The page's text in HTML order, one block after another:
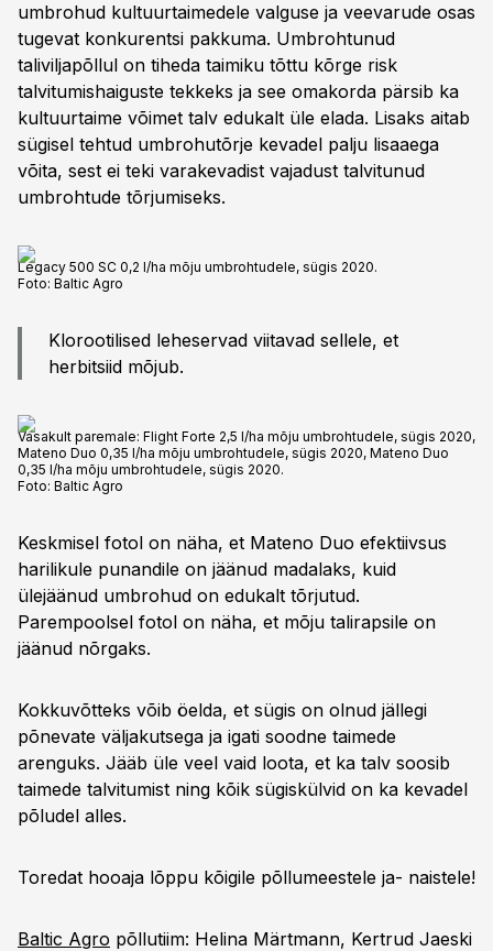
umbrohud kultuurtaimedele valguse ja veevarude osas
tugevat konkurentsi pakkuma. Umbrohtunud
taliviljapõllul on tiheda taimiku tõttu kõrge risk
talvitumishaiguste tekkeks ja see omakorda pärsib ka
kultuurtaime võimet talv edukalt üle elada. Lisaks aitab
sügisel tehtud umbrohutõrje kevadel palju lisaaega
võita, sest ei teki varakevadist vajadust talvitunud
umbrohtude tõrjumiseks.
Legacy 500 SC 0,2 l/ha mõju umbrohtudele, sügis 2020.
Foto: Baltic Agro
Klorootilised leheservad viitavad sellele, et
herbitsiid mõjub.
Vasakult paremale: Flight Forte 2,5 l/ha mõju umbrohtudele, sügis 2020,
Mateno Duo 0,35 l/ha mõju umbrohtudele, sügis 2020, Mateno Duo
0,35 l/ha mõju umbrohtudele, sügis 2020.
Foto: Baltic Agro
Keskmisel fotol on näha, et Mateno Duo efektiivsus
harilikule punandile on jäänud madalaks, kuid
ülejäänud umbrohud on edukalt tõrjutud.
Parempoolsel fotol on näha, et mõju talirapsile on
jäänud nõrgaks.
Kokkuvõtteks võib öelda, et sügis on olnud jällegi
põnevate väljakutsega ja igati soodne taimede
arenguks. Jääb üle veel vaid loota, et ka talv soosib
taimede talvitumist ning kõik sügiskülvid on ka kevadel
põludel alles.
Toredat hooaja lõppu kõigile põllumeestele ja- naistele!
Baltic Agro põllutiim: Helina Märtmann, Kertrud Jaeski